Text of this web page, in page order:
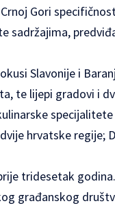
Gori
sadržajima,
Slavonije i
te lijepi gradovi i
hrvatske regije;
tridesetak
građanskog